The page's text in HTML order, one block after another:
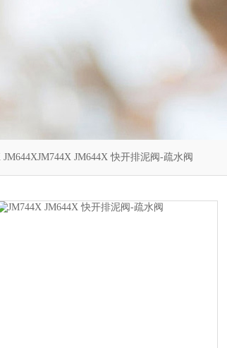
JM644XJM744X JM644X 快开排泥阀-疏水阀